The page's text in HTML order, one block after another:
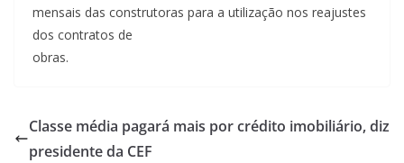
mensais das construtoras para a utilização nos reajustes
dos contratos de
obras.
Classe média pagará mais por crédito imobiliário, diz
presidente da CEF